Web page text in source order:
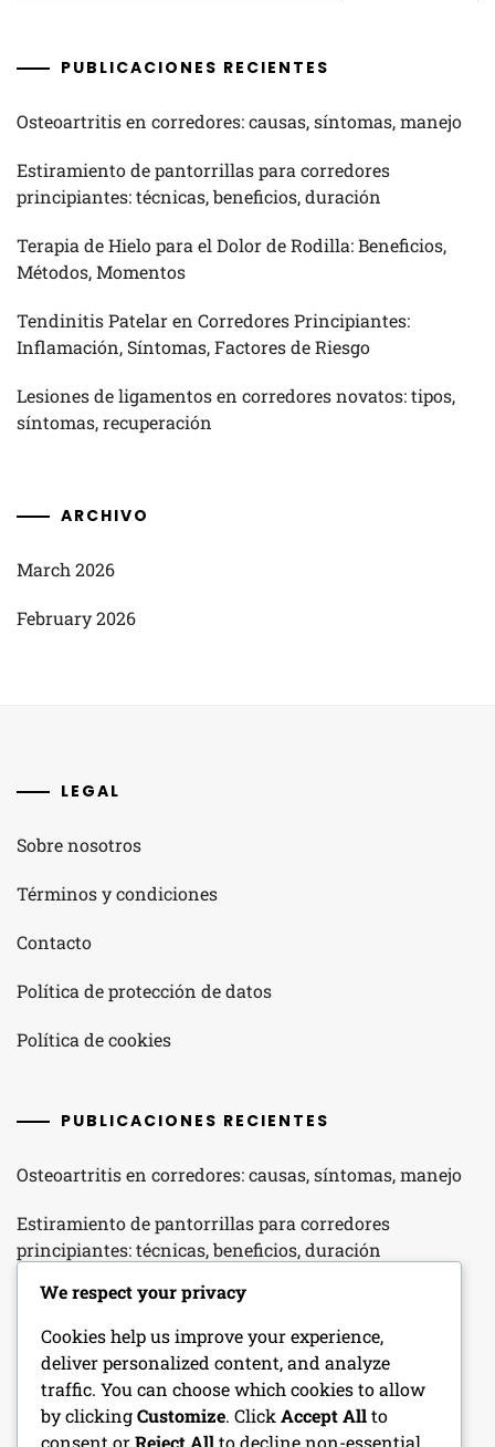
PUBLICACIONES RECIENTES
Osteoartritis en corredores: causas, síntomas, manejo
Estiramiento de pantorrillas para corredores
principiantes: técnicas, beneficios, duración
Terapia de Hielo para el Dolor de Rodilla: Beneficios,
Métodos, Momentos
Tendinitis Patelar en Corredores Principiantes:
Inflamación, Síntomas, Factores de Riesgo
Lesiones de ligamentos en corredores novatos: tipos,
síntomas, recuperación
ARCHIVO
March 2026
February 2026
LEGAL
Sobre nosotros
Términos y condiciones
Contacto
Política de protección de datos
Política de cookies
PUBLICACIONES RECIENTES
Osteoartritis en corredores: causas, síntomas, manejo
Estiramiento de pantorrillas para corredores
principiantes: técnicas, beneficios, duración
Terapia de Hielo para el Dolor de Rodilla: Beneficios,
Métodos, Momentos
Tendinitis Patelar en Corredores Principiantes:
Inflamación, Síntomas, Factores de Riesgo
We respect your privacy
Cookies help us improve your experience,
deliver personalized content, and analyze
traffic. You can choose which cookies to allow
by clickingCustomize. Click Accept Allto
consent orReject All to decline non-essential